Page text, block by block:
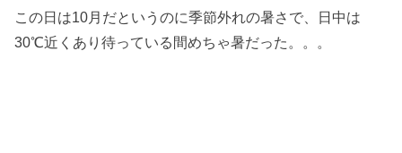
この日は10月だというのに季節外れの暑さで、日中は
30℃近くあり待っている間めちゃ暑だった。。。